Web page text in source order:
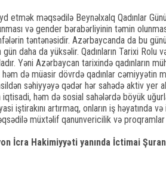
etmək məqsədilə Beynəlxalq Qadınlar
və gender bərabərliyinin təmin
təntənəsidir. Azərbaycanda da bu
daha da yüksəlir. Qadınların Tarixi Rolu
Yəni Azərbaycan tarixində qadınların
də müasir dövrdə qadınlar cəmiyyətin
səhiyyəyə qədər hər sahədə aktiv yer
həm də sosial sahələrdə böyük
iştirakını artırmaq, onların iş həyatında
müxtəlif qanunvericilik və
İcra Hakimiyyəti yanında İctimai